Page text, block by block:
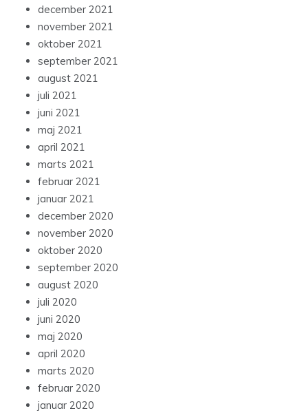
december 2021
november 2021
oktober 2021
september 2021
august 2021
juli 2021
juni 2021
maj 2021
april 2021
marts 2021
februar 2021
januar 2021
december 2020
november 2020
oktober 2020
september 2020
august 2020
juli 2020
juni 2020
maj 2020
april 2020
marts 2020
februar 2020
januar 2020